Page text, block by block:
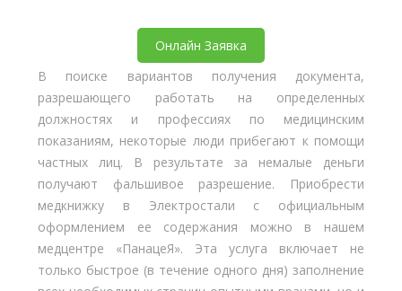
Онлайн Заявка
В поиске вариантов получения документа,
разрешающего работать на определенных
должностях и профессиях по медицинским
показаниям, некоторые люди прибегают к помощи
частных лиц. В результате за немалые деньги
получают фальшивое разрешение. Приобрести
медкнижку в Электростали с официальным
оформлением ее содержания можно в нашем
медцентре «ПанацеЯ». Эта услуга включает не
только быстрое (в течение одного дня) заполнение